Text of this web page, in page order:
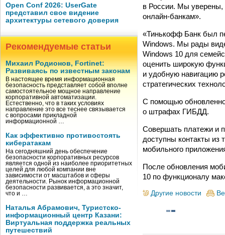
Open Conf 2026: UserGate
представил свое видение
архитектуры сетевого доверия
Рекомендуемые статьи
Михаил Родионов, Fortinet:
Развиваясь по известным законам
В настоящее время информационная
безопасность представляет собой вполне
самостоятельное мощное направление
корпоративной автоматизации.
Естественно, что в таких условиях
направление это все теснее связывается
с вопросами прикладной
информационной …
Как эффективно противостоять
кибератакам
На сегодняшний день обеспечение
безопасности корпоративных ресурсов
является одной из наиболее приоритетных
целей для любой компании вне
зависимости от масштабов и сферы
деятельности. Рынок информационной
безопасности развивается, а это значит,
что и …
Наталья Абрамович, Туристско-
информационный центр Казани:
Виртуальная поддержка реальных
путешествий
в России. Мы уверены,
онлайн-банкам».
«Тинькофф Банк был
Windows. Мы рады
Windows 10 для
оценить широкую
и удобную навигацию
стратегических
С помощью
о штрафах ГИБДД.
Совершать платежи и
доступны контакты
мобильного
После обновления
10 по функционалу
Другие новости